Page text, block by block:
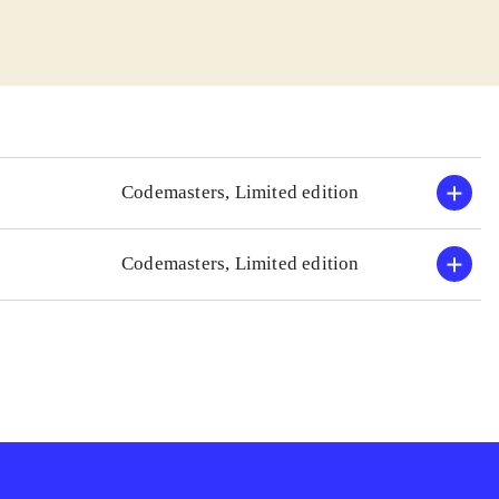
så man skal
Codemasters, Limited edition
Codemasters, Limited edition